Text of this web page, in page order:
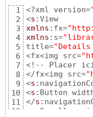
1
2
3
4
5
6
7
8
9
10
11
12
<?xml version=
<s
xmlns :fx=
xmlns :s=
title=
<fx<img src=
<!-- Placer ici
</fx<img src=
<s
<s :Button
</s
:Scroller